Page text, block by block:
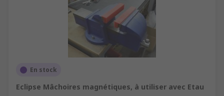
En stock
Eclipse Mâchoires magnétiques, à utiliser avec Etau